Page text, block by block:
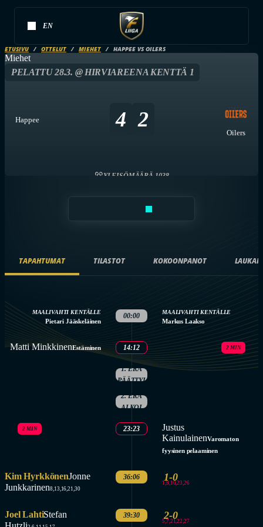
EN
ETUSIVU OTTELUT MIEHET HAPPEE VS OILERS
Miehet
PELATTU 28.3. @ HIRVIAREENA KENTTÄ 1
Happee 4 2
Oilers
YLEISÖMÄÄRÄ 1038
TAPAHTUMAT TILASTOT KOKOONPANOT
MAALIVAHTI KENTÄLLE
Pietari Jääskeläinen
00:00 MAALIVAHTI KENTÄLLE
Markus Laakso
Matti MinkkinenEstäminen 2 MIN
14:12
1. ERÄ
PÄÄTTYI
2. ERÄ
ALKOI
23:23
Justus
KainulainenVaromaton
fyysinen pelaaminen
2 MIN
Kim HyrkkönenJonne
Junkkarinen8,13,16,21,30
36:06 1-0
1,9,10,23,26
Joel LahtiStefan
39:30 2-0
5,7,21,22,27